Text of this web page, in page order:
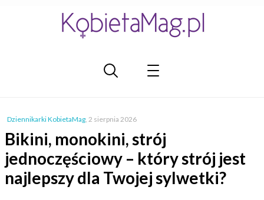
Dziennikarki KobietaMag, 2 sierpnia 2026
Bikini, monokini, strój
jednoczęściowy – który strój jest
najlepszy dla Twojej sylwetki?